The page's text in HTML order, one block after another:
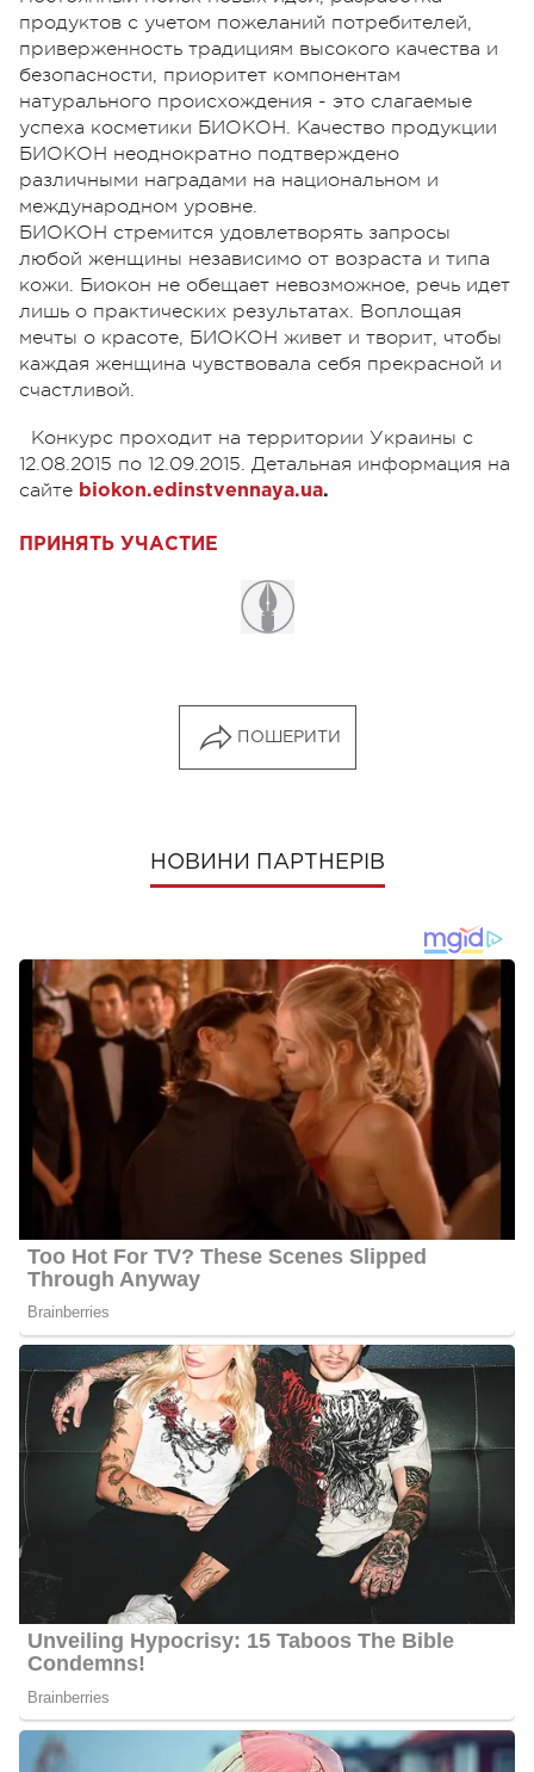
продуктов с учетом пожеланий потребителей,
приверженность традициям высокого качества и
безопасности, приоритет компонентам
натурального происхождения - это слагаемые
успеха косметики БИОКОН. Качество продукции
БИОКОН неоднократно подтверждено
различными наградами на национальном и
международном уровне.
БИОКОН стремится удовлетворять запросы
любой женщины независимо от возраста и типа
кожи. Биокон не обещает невозможное, речь идет
лишь о практических результатах. Воплощая
мечты о красоте, БИОКОН живет и творит, чтобы
каждая женщина чувствовала себя прекрасной и
счастливой.
Конкурс проходит на территории Украины с
12.08.2015 по 12.09.2015. Детальная информация на
сайте biokon.edinstvennaya.ua.
ПРИНЯТЬ УЧАСТИЕ
ПОШЕРИТИ
НОВИНИ ПАРТНЕРІВ